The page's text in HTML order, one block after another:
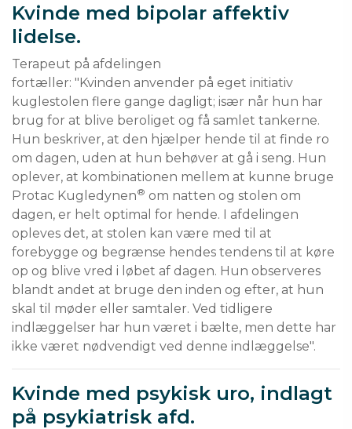
Kvinde med bipolar affektiv
lidelse.
Terapeut på afdelingen
fortæller: "Kvinden anvender på eget initiativ
kuglestolen flere gange dagligt; især når hun har
brug for at blive beroliget og få samlet tankerne.
Hun beskriver, at den hjælper hende til at finde ro
om dagen, uden at hun behøver at gå i seng. Hun
oplever, at kombinationen mellem at kunne bruge
Protac Kugledynen® om natten og stolen om
dagen, er helt optimal for hende. I afdelingen
opleves det, at stolen kan være med til at
forebygge og begrænse hendes tendens til at køre
op og blive vred i løbet af dagen. Hun observeres
blandt andet at bruge den inden og efter, at hun
skal til møder eller samtaler. Ved tidligere
indlæggelser har hun været i bælte, men dette har
ikke været nødvendigt ved denne indlæggelse".
Kvinde med psykisk uro, indlagt
på psykiatrisk afd.